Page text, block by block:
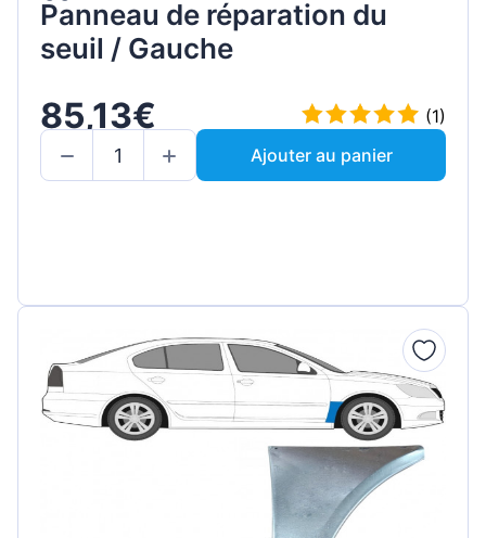
Panneau de réparation du
seuil / Gauche
85,13€
(1)
Ajouter au panier